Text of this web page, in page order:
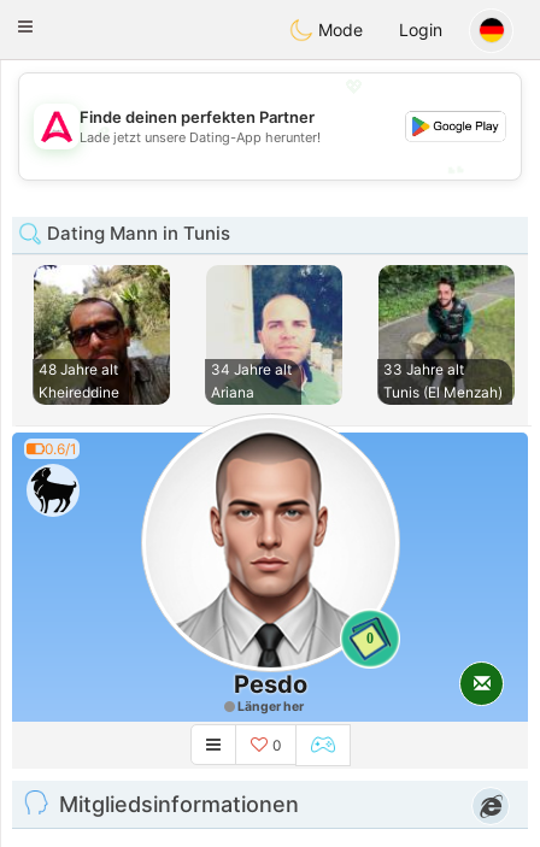
Tantôt
Toggle
Mode Login
💖
💕
Finde deinen perfekten Partner
Lade jetzt unsere Dating-App herunter!
Dating Mann in Tunis
48 Jahre alt
Kheireddine
34 Jahre alt
Ariana
33 Jahre alt
Tunis (El Menzah)
0.6/1
0
Pesdo
Länger her
0
Mitgliedsinformationen